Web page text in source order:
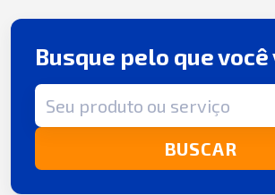
Busque pelo que você
Termo de busca
BUSCAR